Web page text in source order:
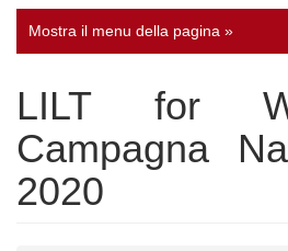
Mostra il menu della pagina »
LILT for
Campagna
2020